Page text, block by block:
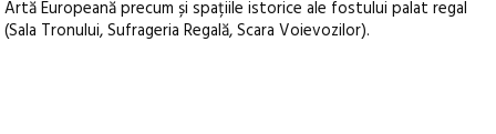
Artă Europeană precum și spațiile istorice ale fostului palat regal
(Sala Tronului, Sufrageria Regală, Scara Voievozilor).